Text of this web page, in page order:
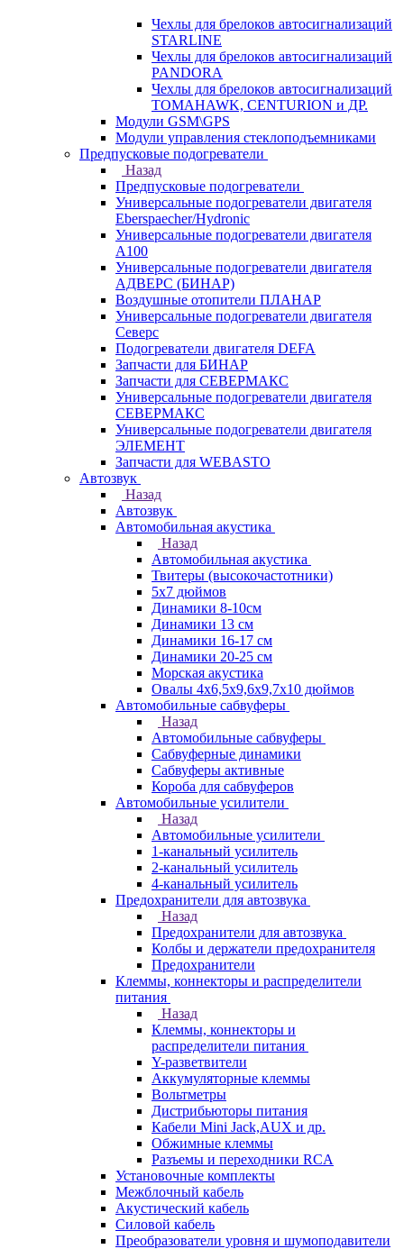
Чехлы для брелоков автосигнализаций
STARLINE
Чехлы для брелоков автосигнализаций
PANDORA
Чехлы для брелоков автосигнализаций
TOMAHAWK, CENTURION и ДР.
Модули GSM\GPS
Модули управления стеклоподъемниками
Предпусковые подогреватели
Назад
Предпусковые подогреватели
Универсальные подогреватели двигателя
Eberspaecher/Hydronic
Универсальные подогреватели двигателя
A100
Универсальные подогреватели двигателя
АДВЕРС (БИНАР)
Воздушные отопители ПЛАНАР
Универсальные подогреватели двигателя
Северс
Подогреватели двигателя DEFA
Запчасти для БИНАР
Запчасти для СЕВЕРМАКС
Универсальные подогреватели двигателя
СЕВЕРМАКС
Универсальные подогреватели двигателя
ЭЛЕМЕНТ
Запчасти для WEBASTO
Автозвук
Назад
Автозвук
Автомобильная акустика
Назад
Автомобильная акустика
Твитеры (высокочастотники)
5x7 дюймов
Динамики 8-10см
Динамики 13 см
Динамики 16-17 см
Динамики 20-25 см
Морская акустика
Овалы 4х6,5х9,6x9,7х10 дюймов
Автомобильные сабвуферы
Назад
Автомобильные сабвуферы
Сабвуферные динамики
Сабвуферы активные
Короба для сабвуферов
Автомобильные усилители
Назад
Автомобильные усилители
1-канальный усилитель
2-канальный усилитель
4-канальный усилитель
Предохранители для автозвука
Назад
Предохранители для автозвука
Колбы и держатели предохранителя
Предохранители
Клеммы, коннекторы и распределители
питания
Назад
Клеммы, коннекторы и
распределители питания
Y-разветвители
Аккумуляторные клеммы
Вольтметры
Дистрибьюторы питания
Кабели Mini Jack,AUX и др.
Обжимные клеммы
Разъемы и переходники RCA
Установочные комплекты
Межблочный кабель
Акустический кабель
Силовой кабель
Преобразователи уровня и шумоподавители